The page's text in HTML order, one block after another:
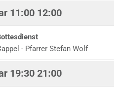
11:00 12:00
- Pfarrer Stefan Wolf
19:30 21:00